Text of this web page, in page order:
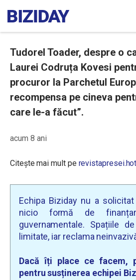
Tudorel Toader, despre o
Laurei Codruța Kovesi
procuror la Parchetul
recompensa pe cineva
care le-a făcut”.
acum 8 ani
Citește mai mult pe
Echipa Biziday nu a
nicio formă de
guvernamentale. Spațiile
limitate, iar reclama
Dacă îți place ce facem,
pentru susținerea echipei